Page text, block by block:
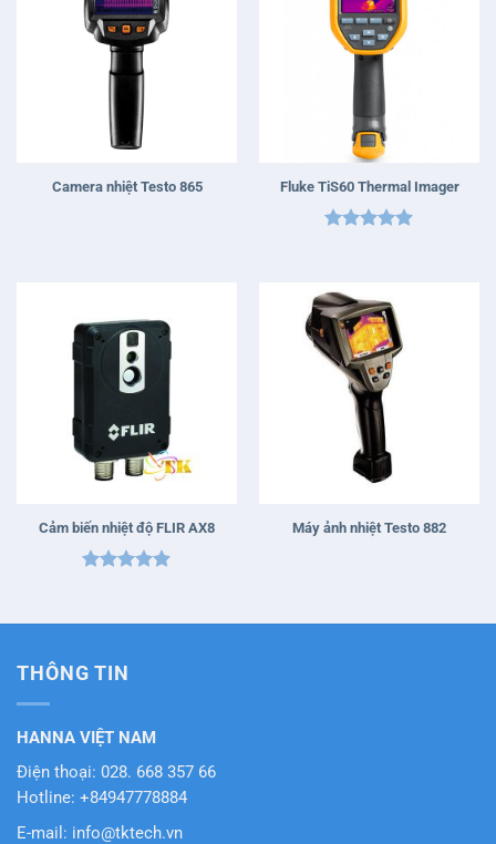
Camera nhiệt Testo 865 Fluke TiS60 Thermal Imager
Cảm biến nhiệt độ FLIR AX8
sao
Máy ảnh nhiệt Testo 882
THÔNG TIN
HANNA VIỆT NAM
Điện thoại: 028. 668 357 66
Hotline: +84947778884
E-mail: info@tktech.vn